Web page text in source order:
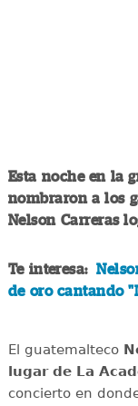
Esta noche en la
nombraron a los
Nelson Carreras
Te interesa:
de oro cantando
El guatemalteco
lugar de La
concierto en